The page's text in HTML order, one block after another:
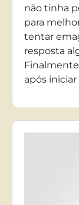
não tinha
para
tentar
resposta
após iniciar